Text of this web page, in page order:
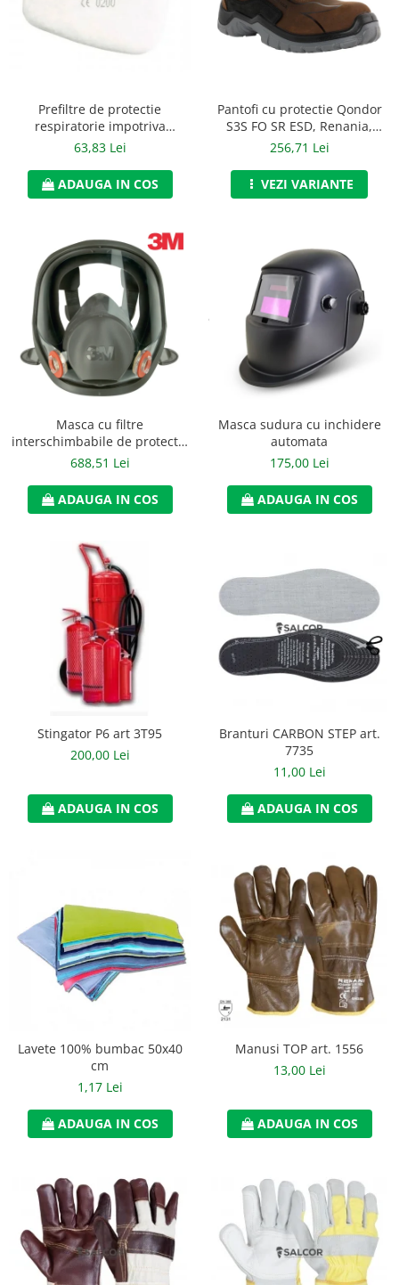
Accesorii alpinism utilitar
Carabiniere
Mijloace de legatura
Opritoare de cadere
Puncte de ancorare
Sisteme de acces in canale
Incaltaminte
Sandale de protectie
Bocanci de protectie
Accesorii
Incaltaminte alba de protectie
Incaltaminte ESD
Pantofi fara protectie
Protectie chimica
Manusi
Manusi fibre speciale
Manusi neopren
Manusi nitril
Manusi piele
Manusi PVC
Manusi tricot impregnat
Manusi zale
Outdoor
Incaltaminte Outdoor
Curatenie si igiena
Protectia capului
Prefiltre de protectie
respiratorie impotriva
particulelor de tip P3, 3M,
63,83 Lei
ADAUGA IN COS
Pantofi cu protectie Qondor
S3S FO SR ESD, Renania,
art.9A00
256,71 Lei
VEZI VARIANTE
Masca cu filtre
interschimbabile de protectie
respiratorie, 3M, art.D796
688,51 Lei
ADAUGA IN COS
Masca sudura cu inchidere
automata
175,00 Lei
ADAUGA IN COS
Stingator P6 art 3T95
200,00 Lei
ADAUGA IN COS
Branturi CARBON STEP art.
7735
11,00 Lei
ADAUGA IN COS
Lavete 100% bumbac 50x40
cm
1,17 Lei
ADAUGA IN COS
Manusi TOP art. 1556
13,00 Lei
ADAUGA IN COS